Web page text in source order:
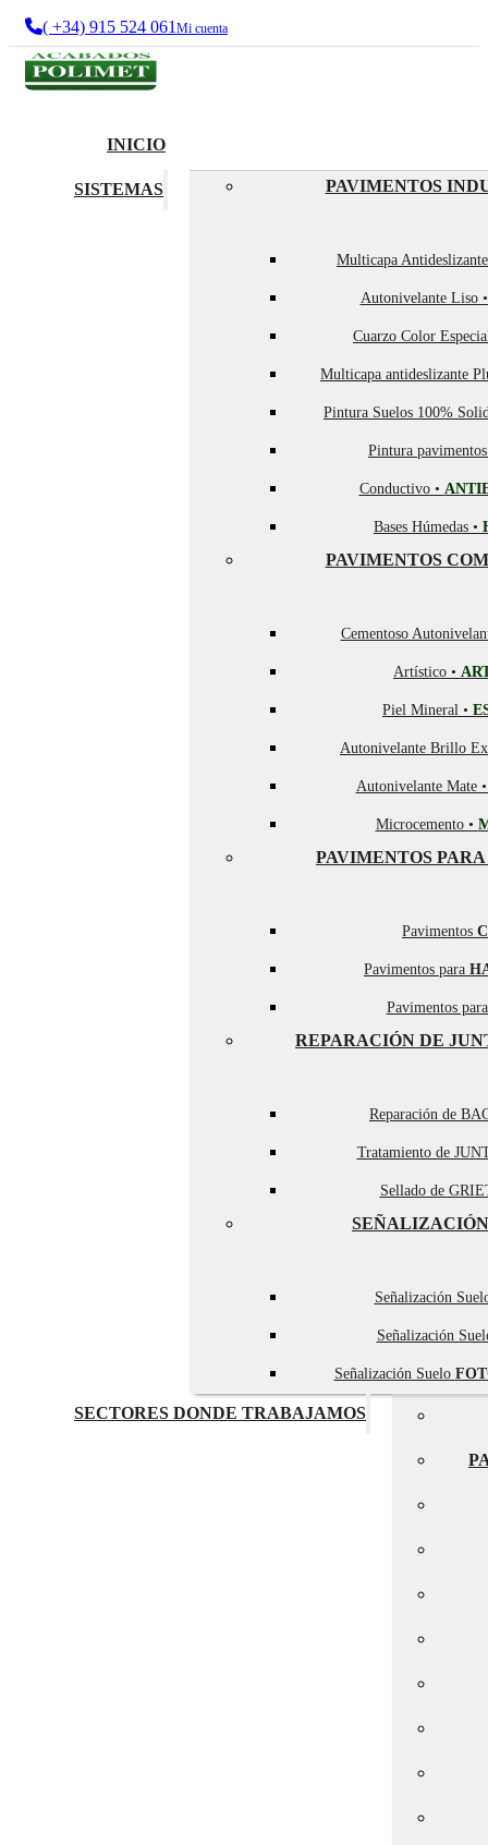
( +34) 915 524 061 Mi cuenta
INICIO
SISTEMAS PAVIMENTOS
Multicapa
Autonivelante Liso
Cuarzo Color
Multicapa antideslizante
Pintura Suelos 100%
Pintura
Conductivo •
Bases Húmedas •
PAVIMENTOS
Cementoso
Artístico •
Piel Mineral •
Autonivelante Brillo
Autonivelante Mate
Microcemento •
PAVIMENTOS
Pavimentos
Pavimentos para
Pavimentos
REPARACIÓN DE
Reparación de
Tratamiento de
Sellado de
Señalización
Señalización
Señalización Suelo
SECTORES DONDE TRABAJAMOS